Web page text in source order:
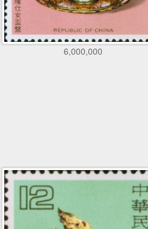
6,000,000